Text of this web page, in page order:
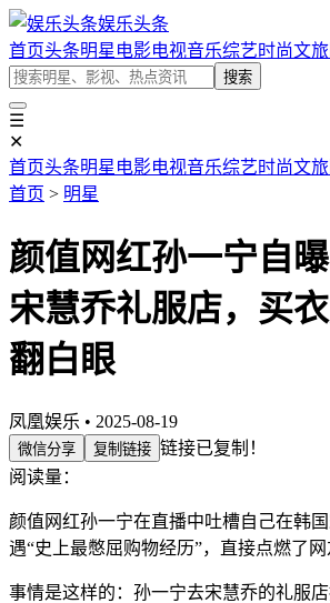
娱乐头条
首页头条明星 电影电视音乐综艺时尚文旅
搜索
☰
✕
首页头条明星 电影电视音乐综艺时尚文旅
首页 > 明星
颜值网红孙一宁自
宋慧乔礼服店，买
翻白眼
凤凰娱乐 • 2025-08-19
微信分享 复制链接 链接已复制！
阅读量：
颜值网红孙一宁在直播中吐槽自己在韩
遇“史上最憋屈购物经历”，直接点燃了网
事情是这样的：孙一宁去宋慧乔的礼服